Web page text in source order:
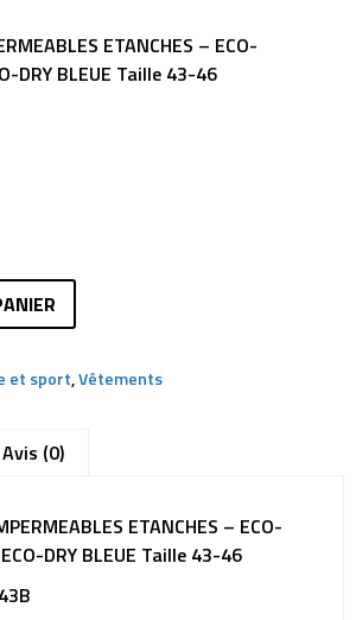
ETANCHES – ECO-
DRY BLEUE Taille 43-46
et sport,Vêtements
Avis (0)
ETANCHES – ECO-
DRY BLEUE Taille 43-46